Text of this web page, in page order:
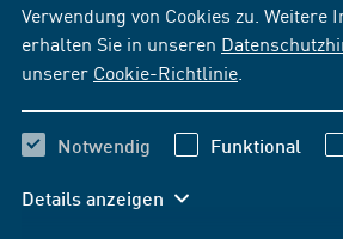
Verwendung von Cookies zu. Weitere
erhalten Sie in unseren
unserer Cookie-Richtlinie
Notwendig Funktional
Details anzeigen